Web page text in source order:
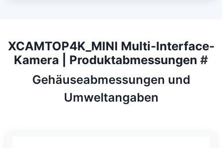
XCAMTOP4K_MINI Multi-Interface-
Kamera | Produktabmessungen #
Gehäuseabmessungen und
Umweltangaben